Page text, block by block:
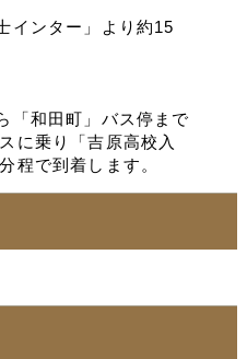
インター」より約15
「和田町」バス停まで
に乗り「吉原高校入
程で到着します。